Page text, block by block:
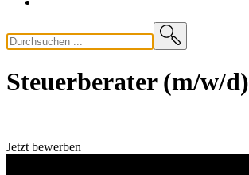
Steuerberater (m/w/d)
Jetzt bewerben